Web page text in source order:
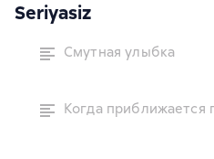
Seriyasiz
Смутная улыбка
Когда приближается